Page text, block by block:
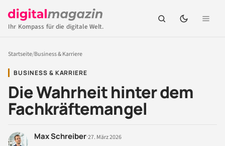
Ihr Kompass für die digitale Welt.
Startseite/Business & Karriere
BUSINESS & KARRIERE
Die Wahrheit hinter dem
Fachkräftemangel
Max Schreiber·27. März 2026